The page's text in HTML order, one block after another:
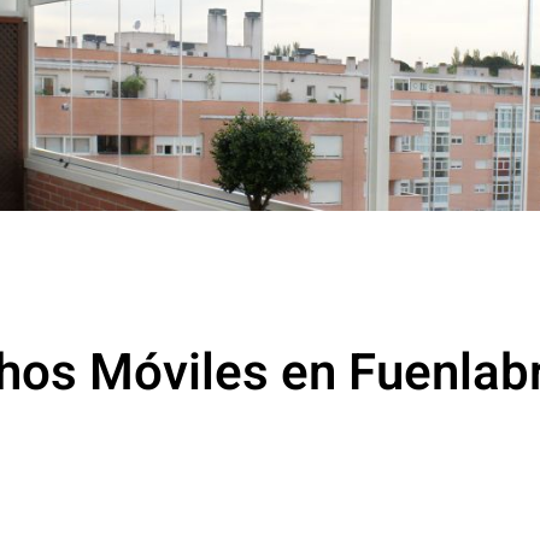
Móviles en